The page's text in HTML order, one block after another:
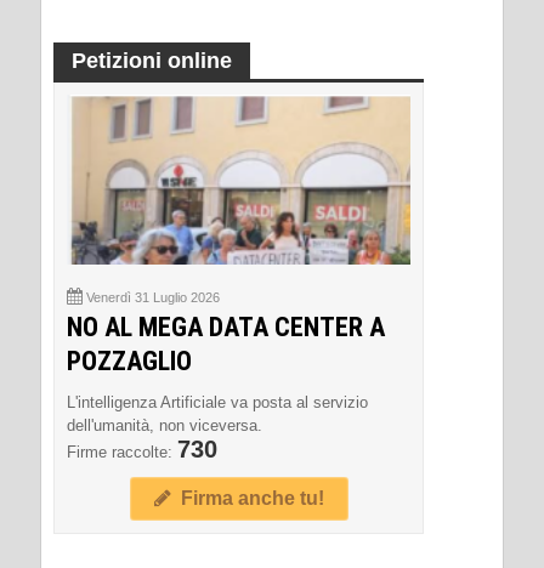
Petizioni online
Venerdì 31 Luglio 2026
NO AL MEGA DATA CENTER A
POZZAGLIO
L'intelligenza Artificiale va posta al servizio
dell'umanità, non viceversa.
Firme raccolte: 730
Firma anche tu!